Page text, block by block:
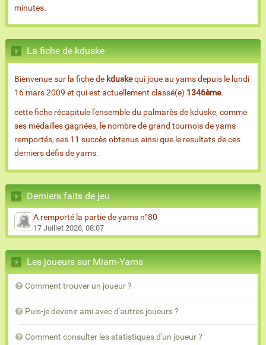
minutes.
La fiche de kduske
Bienvenue sur la fiche de kduskequi joue au yams depuis le lundi
16 mars 2009 et qui est actuellement classé(e) 1346ème.
cette fiche récapitule l'ensemble du palmarès de kduske, comme
ses médailles gagnées, le nombre de grand tournois de yams
remportés, ses 11 succès obtenus ainsi que le resultats de ces
derniers défis de yams.
Derniers faits de jeu
A remporté la partie de yams n°80
17 Juillet 2026, 08:07
Les joueurs sur Miam-Yams
Comment trouver un joueur ?
Puis-je devenir ami avec d'autres joueurs ?
Comment consulter les statistiques d'un joueur ?